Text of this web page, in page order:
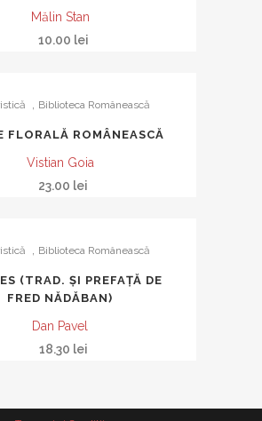
Mălin Stan
10.00 lei
Biblioteca Românească
FLORALĂ ROMÂNEASCĂ
Vistian Goia
23.00 lei
Biblioteca Românească
(TRAD. ŞI PREFAŢĂ DE
FRED NĂDĂBAN)
Dan Pavel
18.30 lei